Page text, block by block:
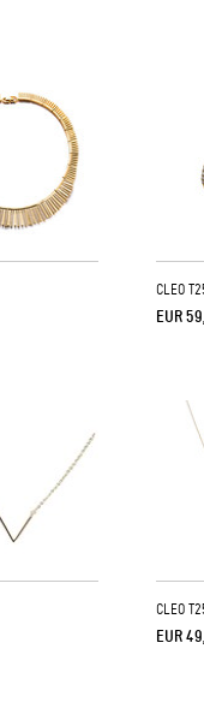
CLEO
EUR
CLEO
EUR